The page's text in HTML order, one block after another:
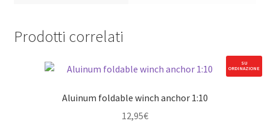
Prodotti correlati
SU
ORDINAZIONE
Aluinum foldable winch anchor 1:10
12,95€